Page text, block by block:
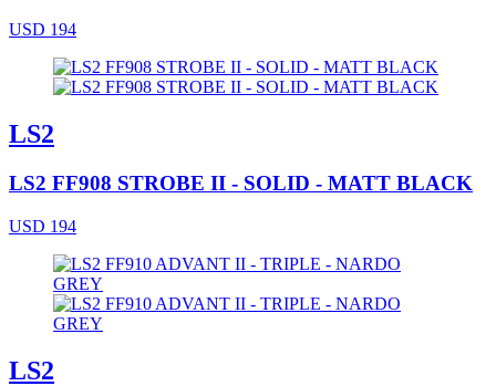
USD 194
LS2
LS2 FF908 STROBE II - SOLID - MATT BLACK
USD 194
LS2